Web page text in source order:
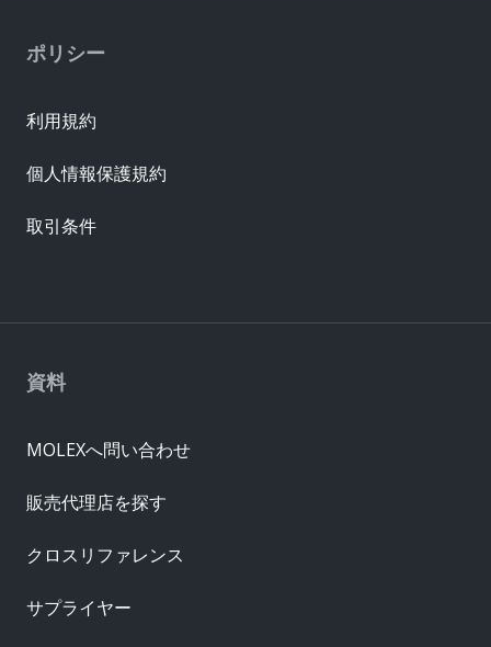
資料
MOLEXへ問い合わせ
販売代理店を探す
クロスリファレンス
サプライヤー
ポリシー
利用規約
個人情報保護規約
取引条件